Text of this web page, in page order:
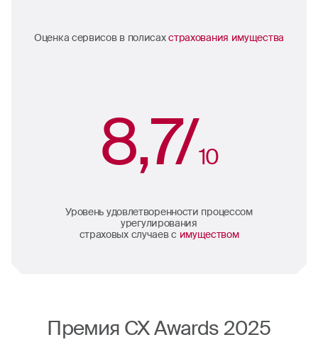
Оценка сервисов в полисахстрахования имущества
8,7/10
Уровень удовлетворенности процессом
урегулирования
страховых случаев с имуществом
Премия CX Awards 2025